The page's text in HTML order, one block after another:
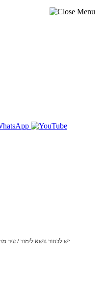
*יש לבחור נושא לימוד /